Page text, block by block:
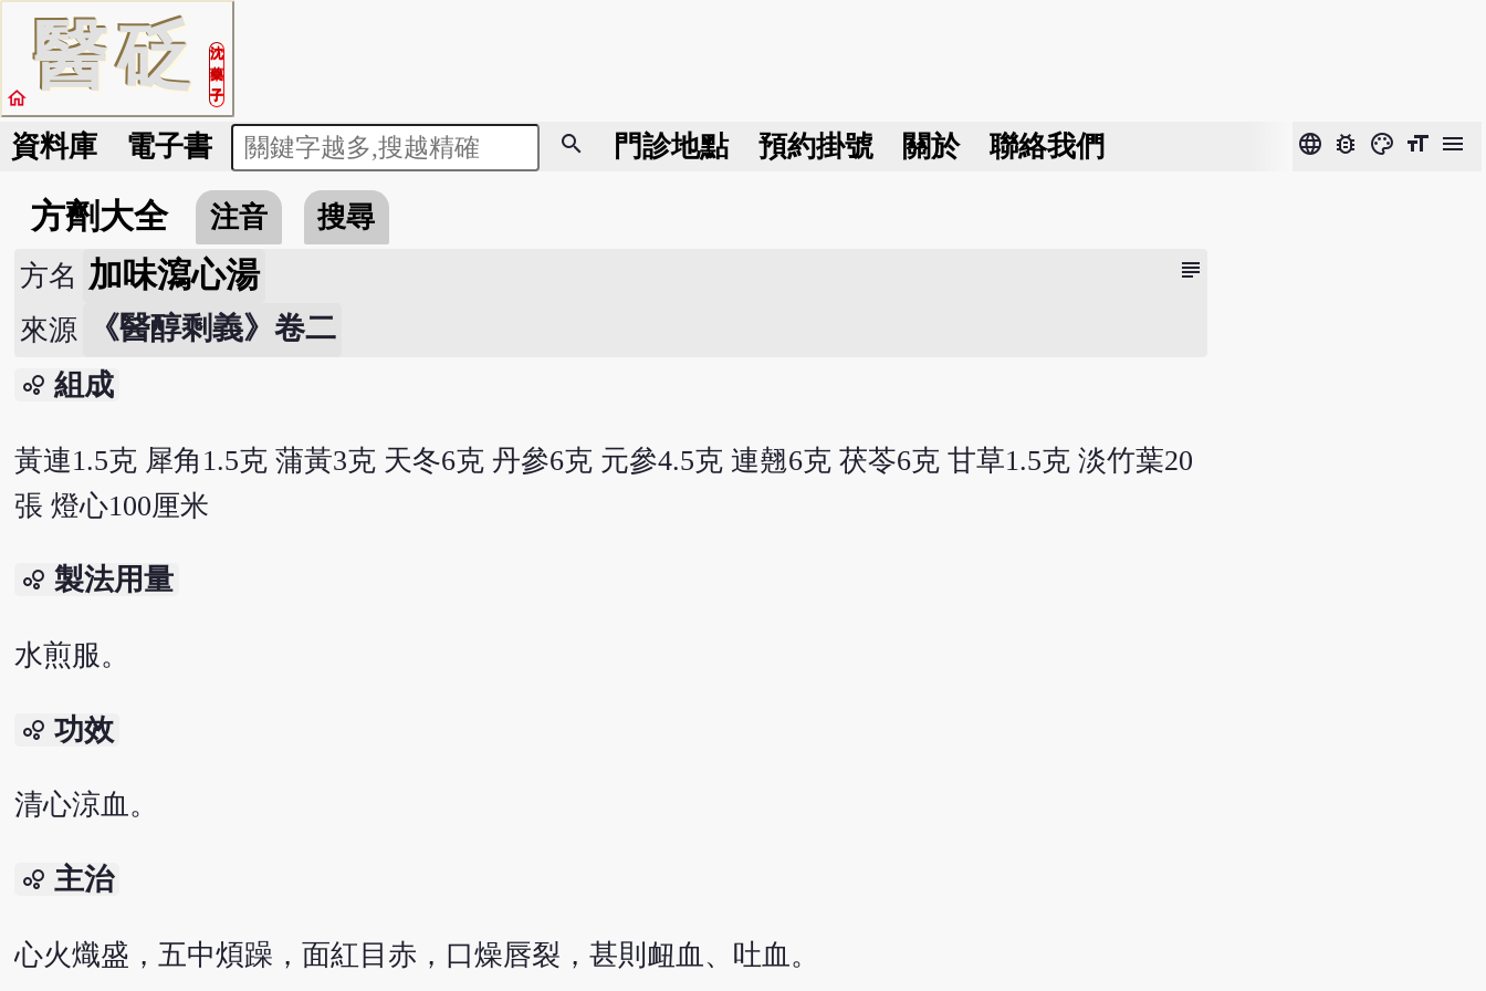
醫砭
沈
藥
子
home
資料庫 電子書 search 門診地點 預約掛號 關於 聯絡我們 language bug_report color_lens format_size menu
方劑大全 注音 搜尋
subject
方名 加味瀉心湯
來源 《醫醇剩義》卷二
bubble_chart 組成
黃連1.5克 犀角1.5克 蒲黃3克 天冬6克 丹參6克 元參4.5克 連翹6克 茯苓6克 甘草1.5克 淡竹葉20
張 燈心100厘米
bubble_chart 製法用量
水煎服。
bubble_chart 功效
清心涼血。
bubble_chart 主治
心火熾盛，五中煩躁，面紅目赤，口燥唇裂，甚則衄血、吐血。